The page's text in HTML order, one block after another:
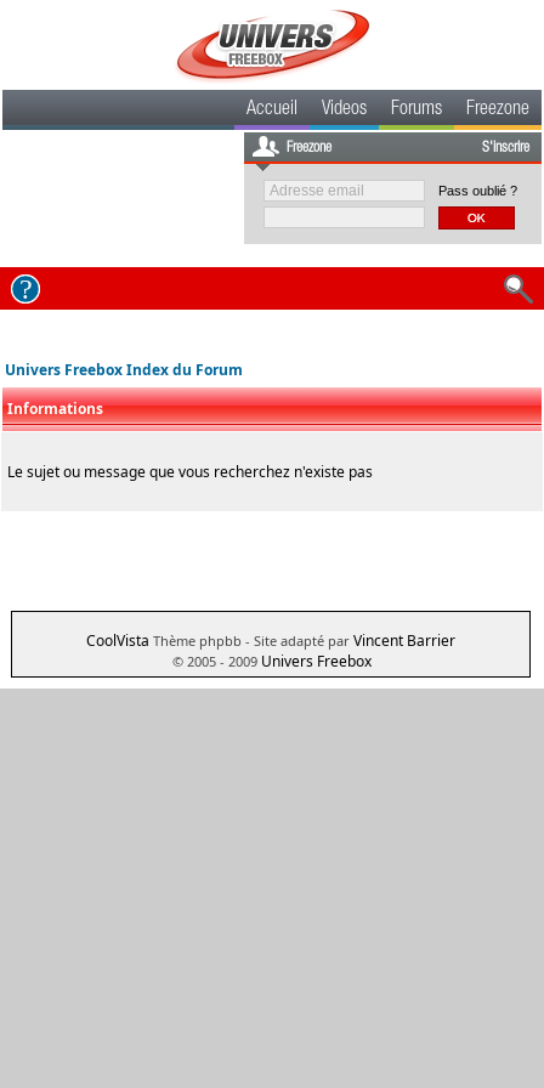
Accueil Videos Forums Freezone
Freezone S'inscrire
Pass oublié ?
Univers Freebox Index du Forum
Informations
Le sujet ou message que vous recherchez n'existe pas
CoolVista Thème phpbb - Site adapté par Vincent Barrier
© 2005 - 2009 Univers Freebox